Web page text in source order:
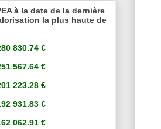
à la date de la dernière
la plus haute de
830.74 €
567.64 €
223.28 €
931.83 €
062.91 €